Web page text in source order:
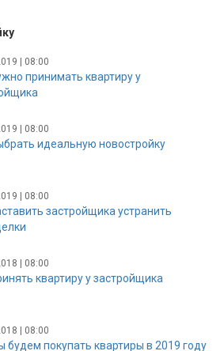
| 08:00
принимать квартиру у
| 08:00
идеальную новостройку
| 08:00
застройщика устранить
| 08:00
квартиру у застройщика
| 08:00
будем покупать квартиры в 2019 году